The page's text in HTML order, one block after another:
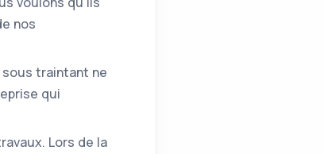
nos
traintant ne
qui
Lors de la